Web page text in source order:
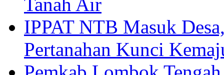
IPPAT NTB Masuk
Pertanahan Kunci